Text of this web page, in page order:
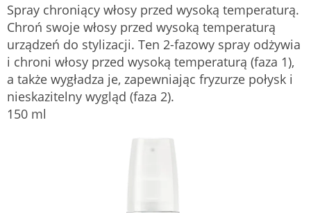
Spray chroniący włosy przed wysoką temperaturą.
Chroń swoje włosy przed wysoką temperaturą
urządzeń do stylizacji. Ten 2-fazowy spray odżywia
i chroni włosy przed wysoką temperaturą (faza 1),
a także wygładza je, zapewniając fryzurze połysk i
nieskazitelny wygląd (faza 2).
150 ml